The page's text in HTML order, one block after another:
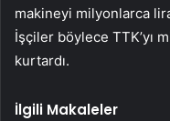
makineyi milyonlarca
İşçiler böylece TTK’yı
kurtardı.
İlgili Makaleler